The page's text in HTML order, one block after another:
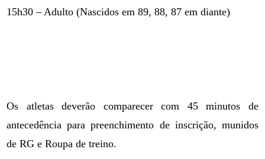
15h30 – Adulto (Nascidos em 89, 88, 87 em diante)
Os atletas deverão comparecer com 45 minutos de
antecedência para preenchimento de inscrição, munidos
de RG e Roupa de treino.